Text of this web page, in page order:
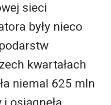
sieci
były nieco
kwartałach
niemal 625 mln